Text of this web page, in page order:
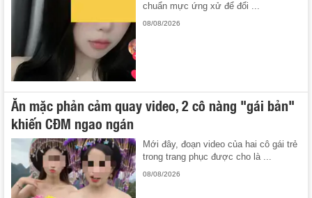
chuẩn mực ứng xử để đổi ...
08/08/2026
Ăn mặc phản cảm quay video, 2 cô nàng "gái bản"
khiến CĐM ngao ngán
Mới đây, đoạn video của hai cô gái trẻ
trong trang phục được cho là ...
08/08/2026